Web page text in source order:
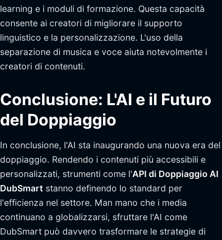
learning e i moduli di formazione. Questa capacità
consente ai creatori di migliorare il supporto
linguistico e la personalizzazione. L'uso della
separazione di musica e voce aiuta notevolmente i
creatori di contenuti.
Conclusione: L'AI e il Futuro
del Doppiaggio
In conclusione, l'AI sta inaugurando una nuova era del
doppiaggio. Rendendo i contenuti più accessibili e
personalizzati, strumenti come l'API di Doppiaggio AI
DubSmart stanno definendo lo standard per
l'efficienza nel settore. Man mano che i media
continuano a globalizzarsi, sfruttare l'AI come
DubSmart può davvero trasformare le strategie di